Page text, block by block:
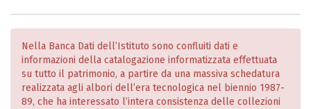
Nella Banca Dati dell’Istituto sono confluiti dati e
informazioni della catalogazione informatizzata effettuata
su tutto il patrimonio, a partire da una massiva schedatura
realizzata agli albori dell’era tecnologica nel biennio 1987-
89, che ha interessato l’intera consistenza delle collezioni